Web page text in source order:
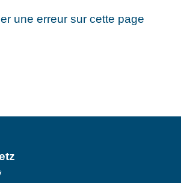
une erreur sur cette page